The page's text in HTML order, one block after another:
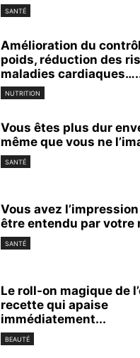
SANTÉ
Amélioration du
poids, réduction des
maladies
NUTRITION
Vous êtes plus dur
même que vous ne
SANTÉ
Vous avez
être entendu par votre
SANTÉ
Le roll-on magique de
recette qui apaise
immédiatement...
BEAUTÉ